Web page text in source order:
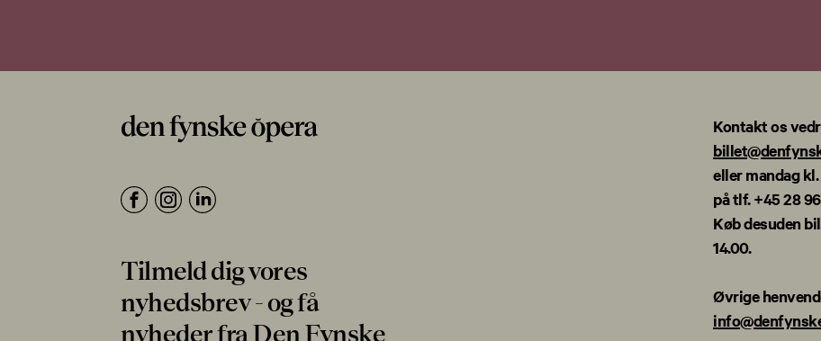
Tilmeld dig vores
nyhedsbrev - og få
nyheder fra Den Fynske
Kontakt os
eller mandag
på tlf. +45 28
Køb desuden
14.00.
Øvrige